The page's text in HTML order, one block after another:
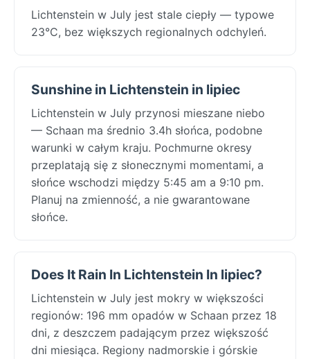
Lichtenstein w July jest stale ciepły — typowe
23°C, bez większych regionalnych odchyleń.
Sunshine in Lichtenstein in lipiec
Lichtenstein w July przynosi mieszane niebo
— Schaan ma średnio 3.4h słońca, podobne
warunki w całym kraju. Pochmurne okresy
przeplatają się z słonecznymi momentami, a
słońce wschodzi między 5:45 am a 9:10 pm.
Planuj na zmienność, a nie gwarantowane
słońce.
Does It Rain In Lichtenstein In lipiec?
Lichtenstein w July jest mokry w większości
regionów: 196 mm opadów w Schaan przez 18
dni, z deszczem padającym przez większość
dni miesiąca. Regiony nadmorskie i górskie